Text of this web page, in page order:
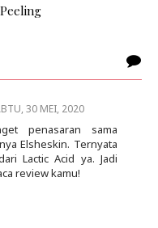
30 MEI, 2020
penasaran sama
Elsheskin. Ternyata
Lactic Acid ya. Jadi
review kamu!